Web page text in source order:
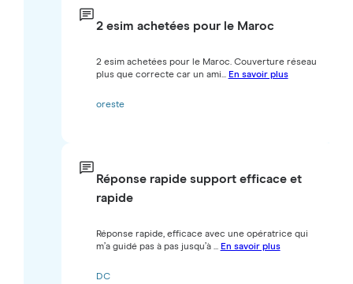
2 esim achetées pour le Maroc
2 esim achetées pour le Maroc. Couverture réseau
plus que correcte car un ami... En savoir plus
oreste
Réponse rapide support efficace et
rapide
Réponse rapide, efficace avec une opératrice qui
m’a guidé pas à pas jusqu’à ... En savoir plus
DC